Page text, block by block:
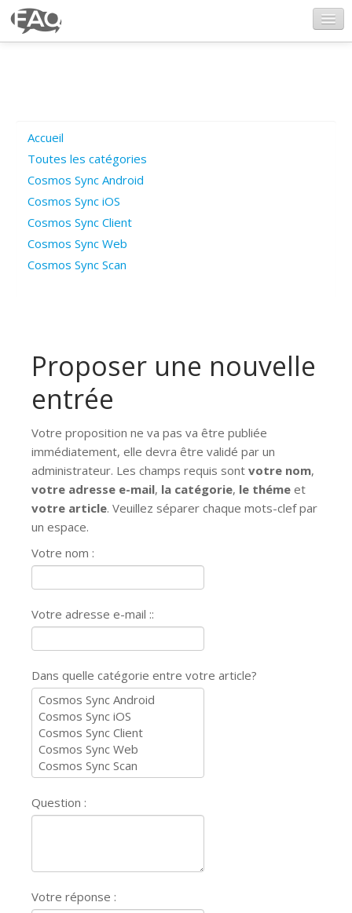
Poser une question
Questions ouvertes
Connexion
Accueil
Toutes les catégories
Cosmos Sync Android
Cosmos Sync iOS
Cosmos Sync Client
Cosmos Sync Web
Cosmos Sync Scan
Proposer une nouvelle
entrée
Votre proposition ne va pas va être publiée
immédiatement, elle devra être validé par un
administrateur. Les champs requis sont votre nom,
votre adresse e-mail, la catégorie, le théme et
votre article. Veuillez séparer chaque mots-clef par
un espace.
Votre nom :
Votre adresse e-mail ::
Dans quelle catégorie entre votre article?
Question :
Votre réponse :